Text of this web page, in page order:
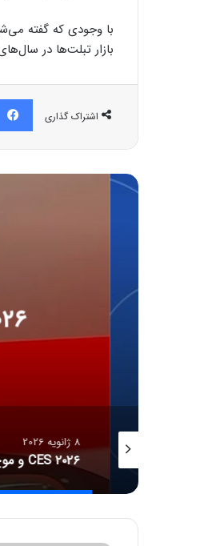
بازار تبلت‌ها در
اشتراک گذاری
8 ژانویه 2026